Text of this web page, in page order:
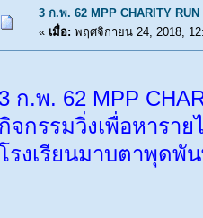
3 ก.พ. 62 MPP CHARITY
« เมื่อ: พฤศจิกายน 24, 2018,
3 ก.พ. 62 MPP
กิจกรรมวิ่งเพื่อหารา
รงเรียนมาบตาพุดพั